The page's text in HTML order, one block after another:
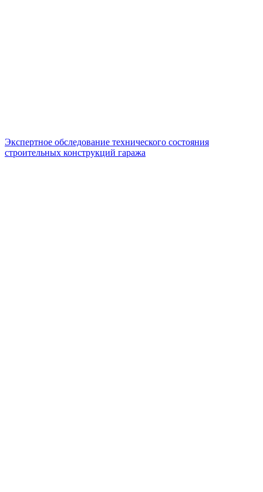
Экспертное обследование технического состояния
строительных конструкций гаража